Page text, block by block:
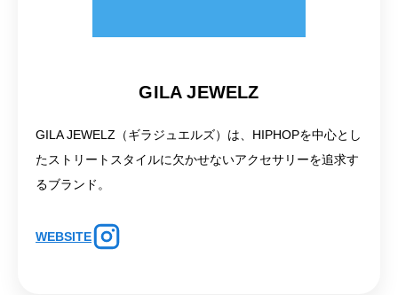
GILA JEWELZ
GILA JEWELZ（ギラジュエルズ）は、HIPHOPを中心とし
たストリートスタイルに欠かせないアクセサリーを追求す
るブランド。
WEBSITE